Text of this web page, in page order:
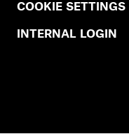
COOKIE SETTINGS
INTERNAL LOGIN